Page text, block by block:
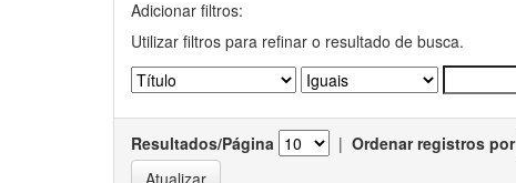
Adicionar filtros:
Utilizar filtros para refinar o resultado de busca.
Resultados/Página | Ordenar registros por